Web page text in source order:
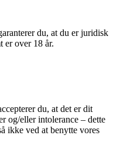
du, at du er juridisk
er over 18 år.
du, at det er dit
og/eller intolerance – dette
ikke ved at benytte vores